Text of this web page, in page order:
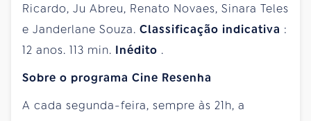
Ricardo, Ju Abreu, Renato Novaes, Sinara Teles
e Janderlane Souza. Classificação indicativa :
12 anos. 113 min. Inédito .
Sobre o programa Cine Resenha
A cada segunda-feira, sempre às 21h, a